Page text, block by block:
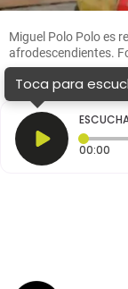
Miguel Polo Polo es
afrodescendientes.
Toca para
00:00